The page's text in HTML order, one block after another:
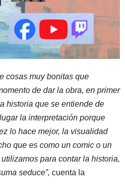
cosas muy bonitas que
de dar la obra, en primer
historia que se entiende de
la interpretación porque
lo hace mejor, la visualidad
que es como un comic o un
para contar la historia,
seduce”, cuenta la